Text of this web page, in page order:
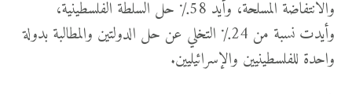
والانتفاضة المسلحة، وأيد 58٪ حل السلطة الفلسطينية،
وأيدت نسبة من 24٪ التخلي عن حل الدولتين والمطالبة بدولة
واحدة للفلسطينيين والإسرائيليين.